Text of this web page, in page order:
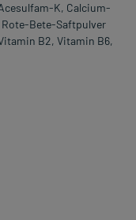
K, Calcium-
Bete-Saftpulver
B2, Vitamin B6,